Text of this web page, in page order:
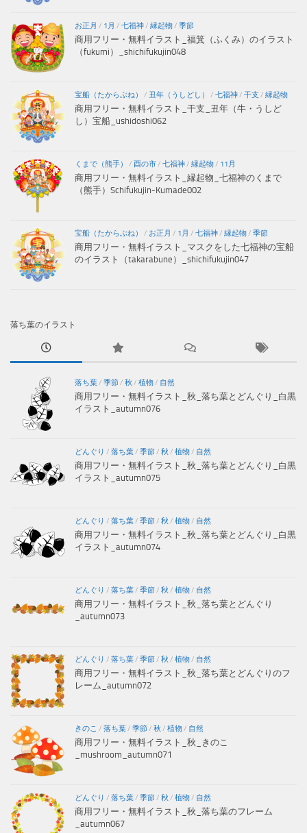
お正月 / 1月 / 七福神/ 縁起物/ 季節
商用フリー・無料イラスト_福箕（ふくみ）のイラスト
（fukumi）_shichifukujin048
宝船（たからぶね） / 丑年（うしどし） / 七福神/ 干支 / 縁起物
商用フリー・無料イラスト_干支_丑年（牛・うしど
し）宝船_ushidoshi062
くまで（熊手） / 酉の市/ 七福神/ 縁起物/ 11月
商用フリー・無料イラスト_縁起物_七福神のくまで
（熊手）Schifukujin-Kumade002
宝船（たからぶね） / お正月 / 1月 / 七福神/ 縁起物/ 季節
商用フリー・無料イラスト_マスクをした七福神の宝船
のイラスト（takarabune）_shichifukujin047
落ち葉のイラスト
落ち葉/ 季節/ 秋 / 植物/ 自然
商用フリー・無料イラスト_秋_落ち葉とどんぐり_白黒
イラスト_autumn076
どんぐり / 落ち葉/ 季節/ 秋 / 植物/ 自然
商用フリー・無料イラスト_秋_落ち葉とどんぐり_白黒
イラスト_autumn075
どんぐり / 落ち葉/ 季節/ 秋 / 植物/ 自然
商用フリー・無料イラスト_秋_落ち葉とどんぐり_白黒
イラスト_autumn074
どんぐり / 落ち葉/ 季節/ 秋 / 植物/ 自然
商用フリー・無料イラスト_秋_落ち葉とどんぐり
_autumn073
どんぐり / 落ち葉/ 季節/ 秋 / 植物/ 自然
商用フリー・無料イラスト_秋_落ち葉とどんぐりのフ
レーム_autumn072
きのこ / 落ち葉/ 季節/ 秋 / 植物/ 自然
商用フリー・無料イラスト_秋_きのこ
_mushroom_autumn071
どんぐり / 落ち葉/ 季節/ 秋 / 植物/ 自然
商用フリー・無料イラスト_秋_落ち葉のフレーム
_autumn067